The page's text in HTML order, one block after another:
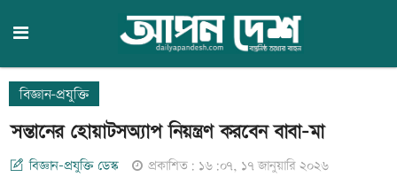
বিজ্ঞান-প্রযুক্তি
সন্তানের হোয়াটসঅ্যাপ নিয়ন্ত্রণ করবেন বাবা-মা
বিজ্ঞান-প্রযুক্তি ডেস্ক প্রকাশিত: ১৬:০৭, ১৭ জানুয়ারি ২০২৬